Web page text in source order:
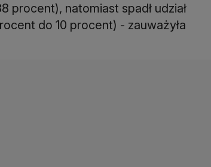
natomiast spadł udział
do 10 procent) - zauważyła